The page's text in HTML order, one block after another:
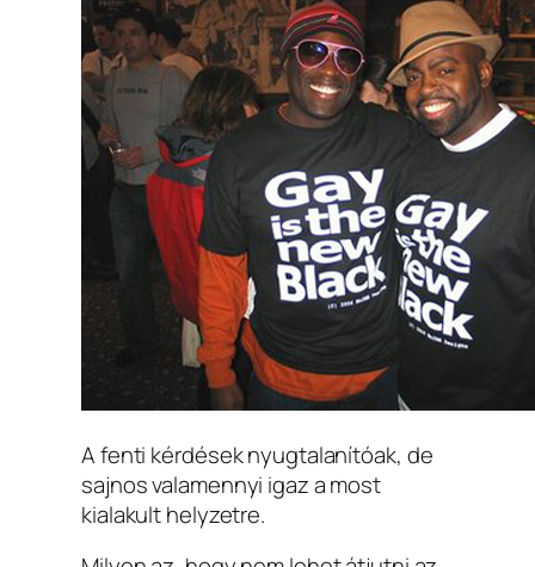
A fenti kérdések nyugtalanítóak, de
sajnos valamennyi igaz a most
kialakult helyzetre.